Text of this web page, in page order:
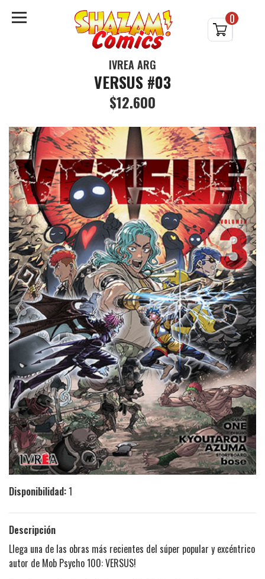
0
IVREA ARG
VERSUS #03
$12.600
Disponibilidad:1
Descripción
Llega una de las obras más recientes del súper popular y excéntrico
autor de Mob Psycho 100: VERSUS!